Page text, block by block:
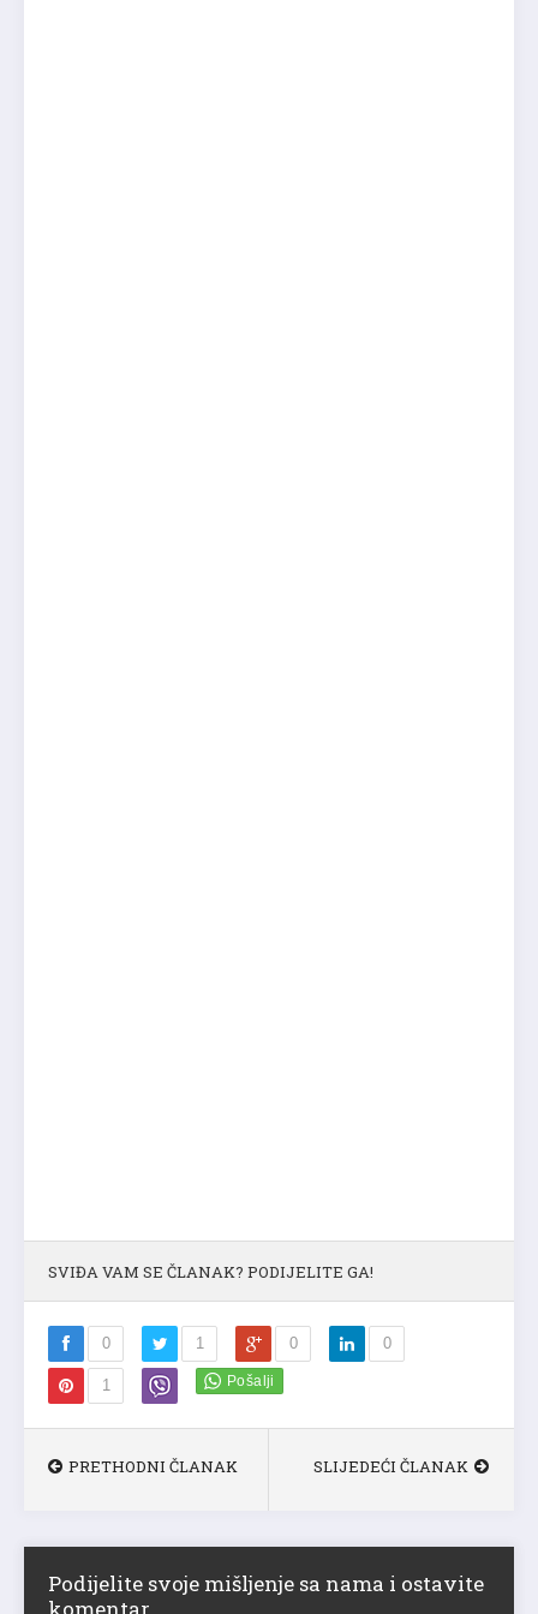
SVIĐA VAM SE ČLANAK? PODIJELITE GA!
0 1 0 0
1
PRETHODNI ČLANAK SLIJEDEĆI ČLANAK
Podijelite svoje mišljenje sa nama i ostavite